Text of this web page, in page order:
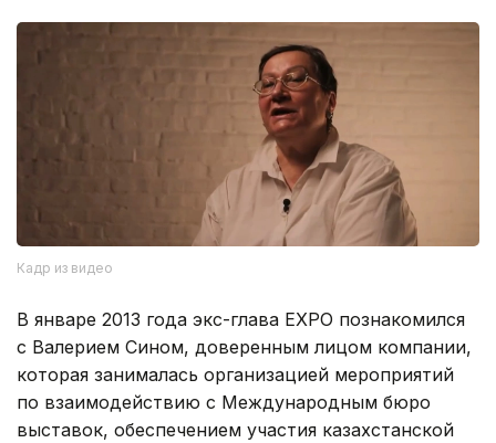
Кадр из видео
В январе 2013 года экс-глава EXPO познакомился
с Валерием Сином, доверенным лицом компании,
которая занималась организацией мероприятий
по взаимодействию с Международным бюро
выставок, обеспечением участия казахстанской